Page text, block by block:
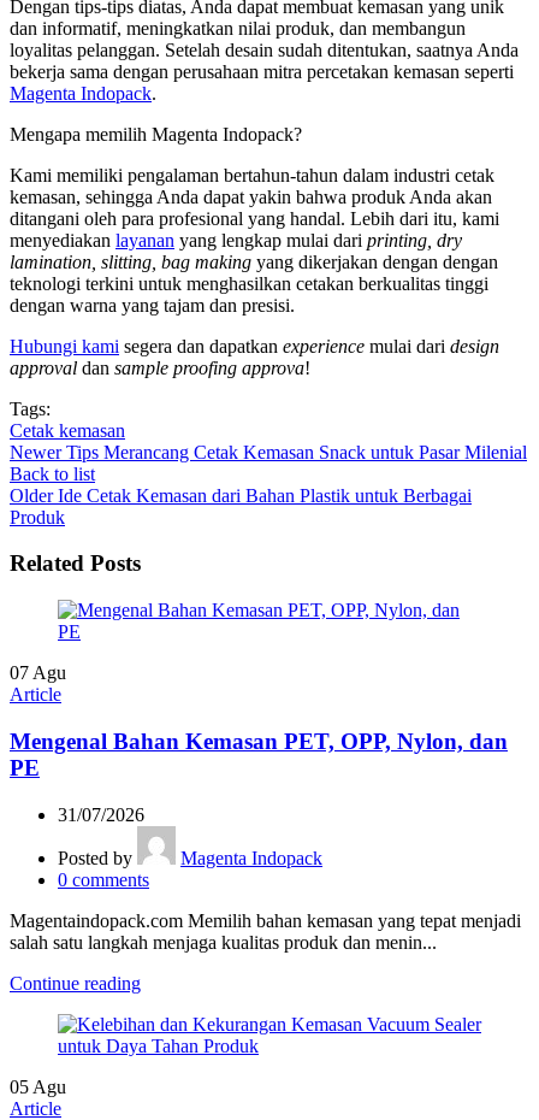
Dengan tips-tips diatas, Anda dapat membuat kemasan yang unik
dan informatif, meningkatkan nilai produk, dan membangun
loyalitas pelanggan. Setelah desain sudah ditentukan, saatnya Anda
bekerja sama dengan perusahaan mitra percetakan kemasan seperti
Magenta Indopack.
Mengapa memilih Magenta Indopack?
Kami memiliki pengalaman bertahun-tahun dalam industri cetak
kemasan, sehingga Anda dapat yakin bahwa produk Anda akan
ditangani oleh para profesional yang handal. Lebih dari itu, kami
menyediakan layanan yang lengkap mulai dari printing, dry
lamination, slitting, bag making yang dikerjakan dengan dengan
teknologi terkini untuk menghasilkan cetakan berkualitas tinggi
dengan warna yang tajam dan presisi.
Hubungi kami segera dan dapatkan experience mulai dari design
approval dan sample proofing approva!
Tags:
Cetak kemasan
Newer Tips Merancang Cetak Kemasan Snack untuk Pasar Milenial
Back to list
Older Ide Cetak Kemasan dari Bahan Plastik untuk Berbagai
Produk
Related Posts
07 Agu
Article
Mengenal Bahan Kemasan PET, OPP, Nylon, dan
PE
31/07/2026
Posted by
Magenta Indopack
0 comments
Magentaindopack.com Memilih bahan kemasan yang tepat menjadi
salah satu langkah menjaga kualitas produk dan menin...
Continue reading
05 Agu
Article